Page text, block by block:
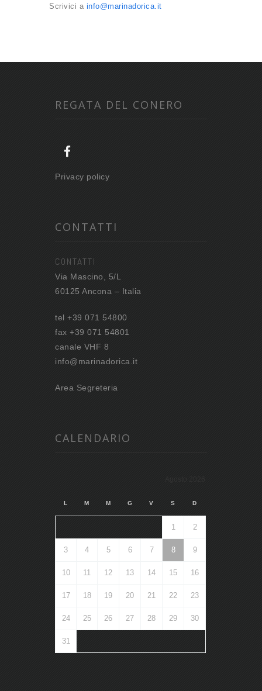
Scrivici a info@marinadorica.it
REGATA DEL CONERO
Privacy policy
CONTATTI
CONTATTI
Via Mascino, 5/L
60125 Ancona – Italia
tel +39 071 54800
fax +39 071 54801
canale VHF 8
info@marinadorica.it
Area Segreteria
CALENDARIO
L M M G V S D
1 2
3 4 5 6 7 8 9
10 11 12 13 14 15 16
17 18 19 20 21 22 23
24 25 26 27 28 29 30
31